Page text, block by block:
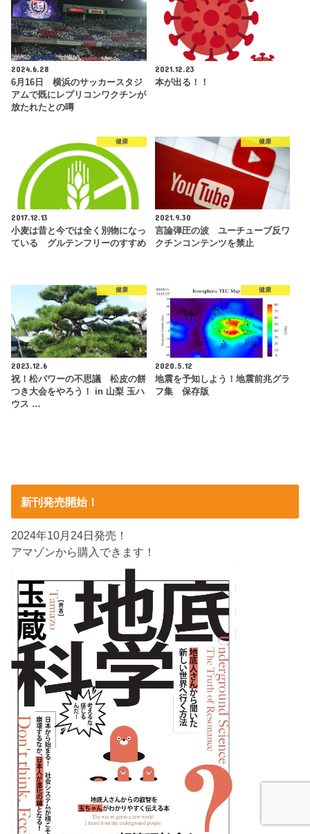
2024.6.28
6月16日 横浜のサッカースタジ
アムで既にレプリコンワクチンが
放たれたとの噂
2021.12.23
本が出る！！
健康
2017.12.13
小麦は昔と今では全く別物になっ
ている グルテンフリーのすすめ
健康
2021.9.30
言論弾圧の波 ユーチューブ反ワ
クチンコンテンツを禁止
健康
2023.12.6
祝！松パワーの不思議 松皮の餅
つき大会をやろう！ in 山梨 玉ハ
ウス …
健康
2020.5.12
地震を予知しよう！地震前兆グラ
フ集 保存版
新刊発売開始！
2024年10月24日発売！
アマゾンから購入できます！